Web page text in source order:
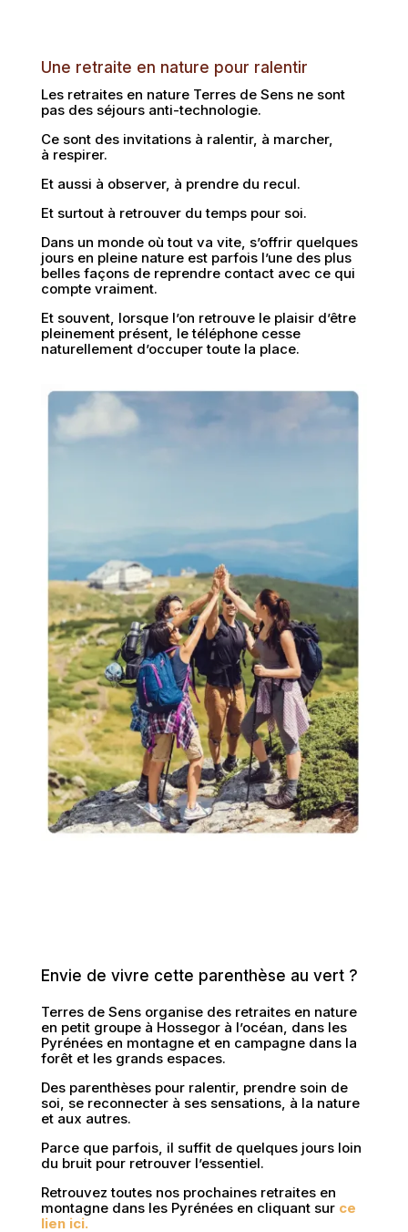
Une retraite en nature pour ralentir
Les retraites en nature Terres de Sens ne sont
pas des séjours anti-technologie.
Ce sont des invitations à ralentir, à marcher,
à respirer.
Et aussi à observer, à prendre du recul.
Et surtout à retrouver du temps pour soi.
Dans un monde où tout va vite, s’offrir quelques
jours en pleine nature est parfois l’une des plus
belles façons de reprendre contact avec ce qui
compte vraiment.
Et souvent, lorsque l’on retrouve le plaisir d’être
pleinement présent, le téléphone cesse
naturellement d’occuper toute la place.
Envie de vivre cette parenthèse au vert ?
Terres de Sens organise des retraites en nature
en petit groupe à Hossegor à l’océan, dans les
Pyrénées en montagne et en campagne dans la
forêt et les grands espaces.
Des parenthèses pour ralentir, prendre soin de
soi, se reconnecter à ses sensations, à la nature
et aux autres.
Parce que parfois, il suffit de quelques jours loin
du bruit pour retrouver l’essentiel.
Retrouvez toutes nos prochaines retraites en
montagne dans les Pyrénées en cliquant sur ce
lien ici.